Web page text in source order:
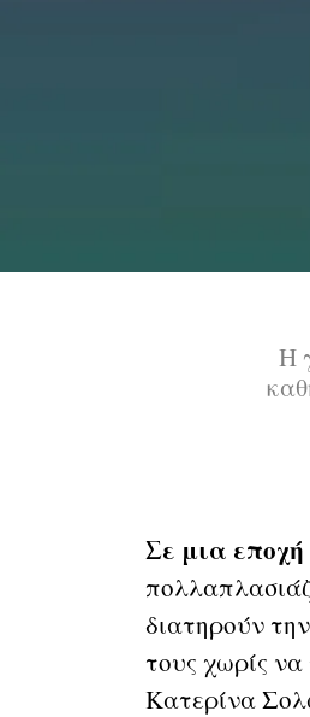
Η
Σε μια εποχή
διατηρούν
τους χωρίς
Κατερίνα